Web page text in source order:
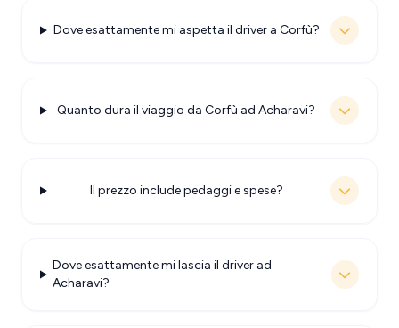
Dove esattamente mi aspetta il driver a Corfù?
Quanto dura il viaggio da Corfù ad Acharavi?
Il prezzo include pedaggi e spese?
Dove esattamente mi lascia il driver ad
Acharavi?